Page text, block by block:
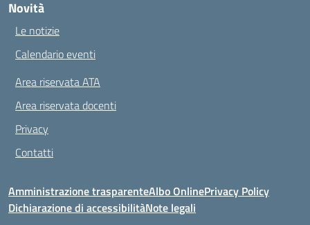
Novità
Le notizie
Calendario eventi
Area riservata ATA
Area riservata docenti
Privacy
Contatti
Amministrazione trasparenteAlbo OnlinePrivacy Policy
Dichiarazione di accessibilitàNote legali